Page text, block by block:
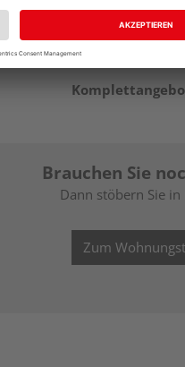
Brauchen Sie
Dann stöbern Sie
Zum